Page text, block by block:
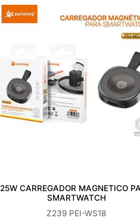
25W CARREGADOR MAGNETICO
SMARTWATCH
Z239 PEI-WS18